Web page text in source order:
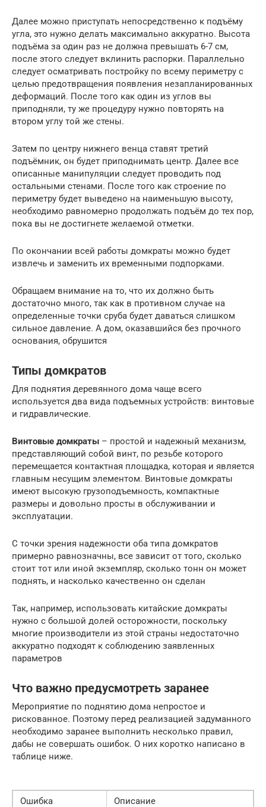
Далее можно приступать непосредственно к подъёму
угла, это нужно делать максимально аккуратно. Высота
подъёма за один раз не должна превышать 6-7 см,
после этого следует вклинить распорки. Параллельно
следует осматривать постройку по всему периметру с
целью предотвращения появления незапланированных
деформаций. После того как один из углов вы
приподняли, ту же процедуру нужно повторять на
втором углу той же стены.
Затем по центру нижнего венца ставят третий
подъёмник, он будет приподнимать центр. Далее все
описанные манипуляции следует проводить под
остальными стенами. После того как строение по
периметру будет выведено на наименьшую высоту,
необходимо равномерно продолжать подъём до тех пор,
пока вы не достигнете желаемой отметки.
По окончании всей работы домкраты можно будет
извлечь и заменить их временными подпорками.
Обращаем внимание на то, что их должно быть
достаточно много, так как в противном случае на
определенные точки сруба будет даваться слишком
сильное давление. А дом, оказавшийся без прочного
основания, обрушится
Типы домкратов
Для поднятия деревянного дома чаще всего
используется два вида подъемных устройств: винтовые
и гидравлические.
Винтовые домкраты – простой и надежный механизм,
представляющий собой винт, по резьбе которого
перемещается контактная площадка, которая и является
главным несущим элементом. Винтовые домкраты
имеют высокую грузоподъемность, компактные
размеры и довольно просты в обслуживании и
эксплуатации.
С точки зрения надежности оба типа домкратов
примерно равнозначны, все зависит от того, сколько
стоит тот или иной экземпляр, сколько тонн он может
поднять, и насколько качественно он сделан
Так, например, использовать китайские домкраты
нужно с большой долей осторожности, поскольку
многие производители из этой страны недостаточно
аккуратно подходят к соблюдению заявленных
параметров
Что важно предусмотреть заранее
Мероприятие по поднятию дома непростое и
рискованное. Поэтому перед реализацией задуманного
необходимо заранее выполнить несколько правил,
дабы не совершать ошибок. О них коротко написано в
таблице ниже.
Ошибка Описание